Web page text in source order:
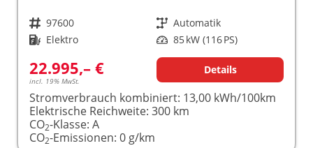
Fahrzeugnr. 97600 Getriebe Automatik
Kraftstoff Elektro Leistung 85 kW (116 PS)
22.995,– €
incl. 19% MwSt.
Details
Stromverbrauch kombiniert: 13,00 kWh/100km
Elektrische Reichweite: 300 km
CO2-Klasse: A
CO2-Emissionen: 0 g/km